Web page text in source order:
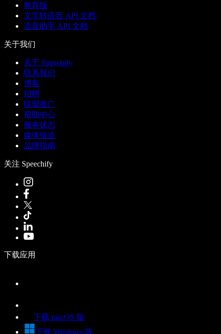
教育版
文字转语音 API 文档
语音助手 API 文档
关于我们
关于 Speechify
联系我们
博客
招聘
联盟推广
帮助中心
服务状态
媒体报道
品牌指南
关注 Speechify
下载应用
下载 macOS 版
下载 Windows 版